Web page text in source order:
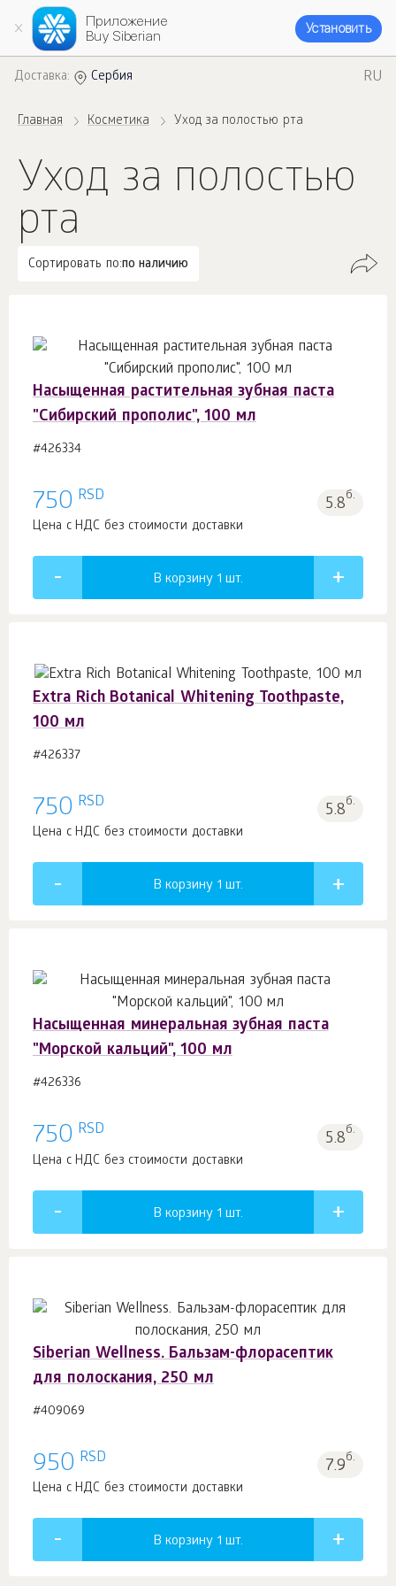
Приложение
Buy Siberian
Установить
Доставка: Сербия RU
Главная Косметика Уход за полостью рта
Уход за полостью
рта
Сортировать по:по наличию
Насыщенная растительная зубная паста
"Сибирский прополис", 100 мл
#426334
750 RSD 5.8б.
Цена с НДС без стоимости доставки
В корзину 1 шт.
Extra Rich Botanical Whitening Toothpaste,
100 мл
#426337
750 RSD 5.8б.
Цена с НДС без стоимости доставки
В корзину 1 шт.
Насыщенная минеральная зубная паста
"Морской кальций", 100 мл
#426336
750 RSD 5.8б.
Цена с НДС без стоимости доставки
В корзину 1 шт.
Siberian Wellness. Бальзам-флорасептик
для полоскания, 250 мл
#409069
950 RSD 7.9б.
Цена с НДС без стоимости доставки
В корзину 1 шт.